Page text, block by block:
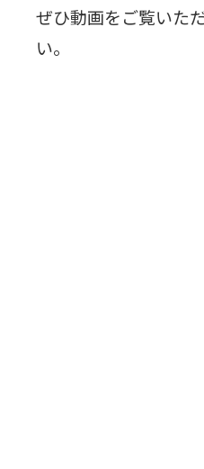
ぜひ動画をご覧いた
い。